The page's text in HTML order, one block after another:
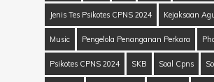
Jenis Tes Psikotes CPNS 2024 Kejaksaan
Music Pengelola Penanganan Perkara
Psikotes CPNS 2024 SKB Soal Cpns